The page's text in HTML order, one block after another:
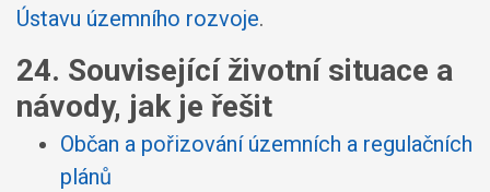
Ústavu územního rozvoje.
24. Související životní situace a
návody, jak je řešit
Občan a pořizování územních a regulačních
plánů